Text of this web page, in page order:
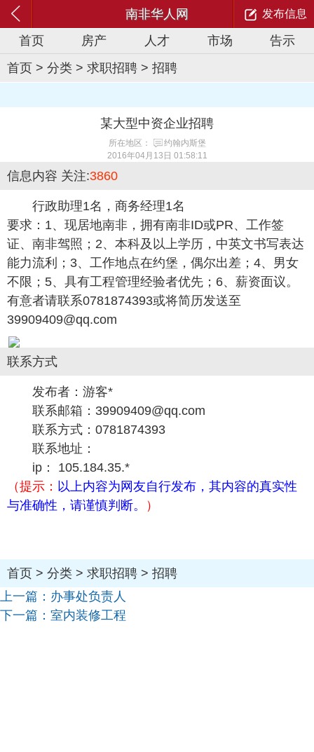
南非华人网 发布信息
首页 房产 人才 市场
告示
首页 > 分类 > 求职招聘 > 招聘
某大型中资企业招聘
所在地区：
约翰内斯堡
2016年04月13日 01:58:11
信息内容 关注:3860
行政助理1名，商务经理1名
要求：1、现居地南非，拥有南非ID或PR、工作签
证、南非驾照；2、本科及以上学历，中英文书写表达
能力流利；3、工作地点在约堡，偶尔出差；4、男女
不限；5、具有工程管理经验者优先；6、薪资面议。
有意者请联系0781874393或将简历发送至
39909409@qq.com
联系方式
发布者：游客*
联系邮箱：39909409@qq.com
联系方式：0781874393
联系地址：
ip： 105.184.35.*
（提示： 以上内容为网友自行发布，其内容的真实性
与准确性，请谨慎判断。
）
首页 > 分类 > 求职招聘 > 招聘
上一篇： 办事处负责人
下一篇： 室内装修工程